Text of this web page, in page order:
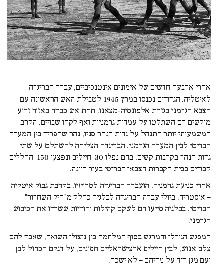
אחרי ארבעה חדשים של אימונים אינטנסיביים, עברה הבריגדה
לאיטליה. הגדודים נכנסו במרץ 1945 לטבילת האש הראשונה עם
הצבא הגרמני בגזרת אלפונסיה-מצאנו. תחת אש כבדה באזור זרוע
מוקשים הם השתלטו על עמדות גרמניות ואף לקחו שבויים. הקרב
המשמעותי יותר התנהל על גדות הנהר סניו, נהר שהפריד בין המערך
הבריטי לבין המערך הגרמני. הבריגדה הצליחה להשתלט על שתי
גדות הנהר בקרבות קשים, בהם נפלו 30 חיילים ונפצעו 150. החללים
קבורים בבית הקברות הצבאי הבריטי בעיר רוונה.
אחרי כניעת גרמניה, הועברה הבריגדה לטרויזיו, בקרבת גבול איטליה
– אוסטריה. ביולי עברה הבריגדה לבלגיה כחלק מ"חיל השחרור"
הבריטי. בבלגיה סייעו הם לשקם קהילות יהודיות ששרדו את הכיבוש
הגרמני.
המפגש הגורלי והמרגש בסוף המלחמה בין ניצולי השואה, שאבד להם
צלם אנוש, לבין חיילים ארצישראליים חסונים, על דגלם הכחול לבן
ועם מגן דוד על מדיהם – לא ישכח.